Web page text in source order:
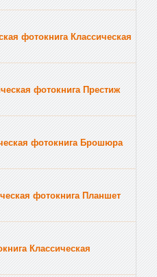
фотокнига Классическая
фотокнига Престиж
фотокнига Брошюра
фотокнига Планшет
Классическая